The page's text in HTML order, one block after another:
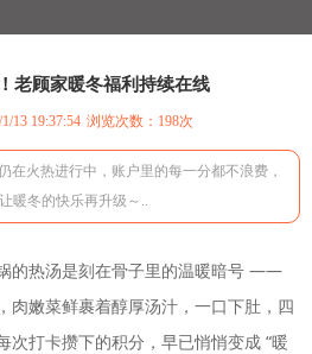
老顾家暖冬福利持续在线
13 19:37:54 浏览次数： 198次
在火热进行中，账户里的每一分都不浪费，
暖冬的快乐再升级～..
的热汤是刻在骨子里的温暖暗号 ——
肉嫩菜鲜裹着醇厚汤汁，一口下肚，四
次打卡攒下的积分，早已悄悄变成 “暖